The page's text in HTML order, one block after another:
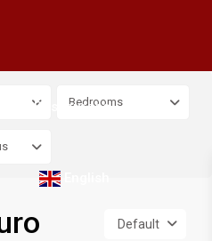
Ressources
Bedrooms
Default